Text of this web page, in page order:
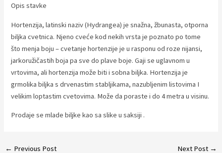
Opis stavke
Hortenzija, latinski naziv (Hydrangea) je snažna, žbunasta, otporna
biljka cvetnica. Njeno cveće kod nekih vrsta je poznato po tome
što menja boju – cvetanje hortenzije je u rasponu od roze nijansi,
jarkoružičastih boja pa sve do plave boje. Gaji se uglavnom u
vrtovima, ali hortenzija može biti i sobna biljka. Hortenzija je
grmolika biljka s drvenastim stabljikama, nazubljenim listovima I
velikim loptastim cvetovima. Može da poraste i do 4 metra u visinu.
Prodaje se mlade biljke kao sa slike u saksiji .
Post
← Previous Post Next Post →